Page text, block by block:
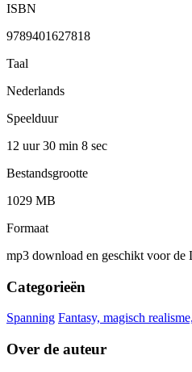
ISBN
9789401627818
Taal
Nederlands
Speelduur
12 uur 30 min 8 sec
Bestandsgrootte
1029 MB
Formaat
mp3 download en geschikt voor de
Categorieën
Spanning Fantasy, magisch
Over de auteur